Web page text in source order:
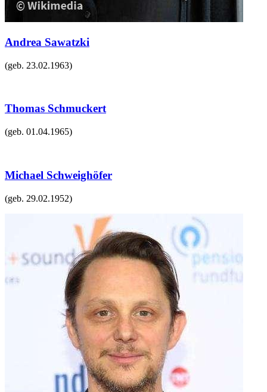
Andrea Sawatzki
(geb. 23.02.1963)
Thomas Schmuckert
(geb. 01.04.1965)
Michael Schweighöfer
(geb. 29.02.1952)